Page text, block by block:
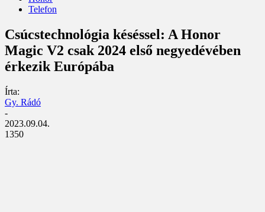
Telefon
Csúcstechnológia késéssel: A Honor
Magic V2 csak 2024 első negyedévében
érkezik Európába
Írta:
Gy. Rádó
-
2023.09.04.
1350